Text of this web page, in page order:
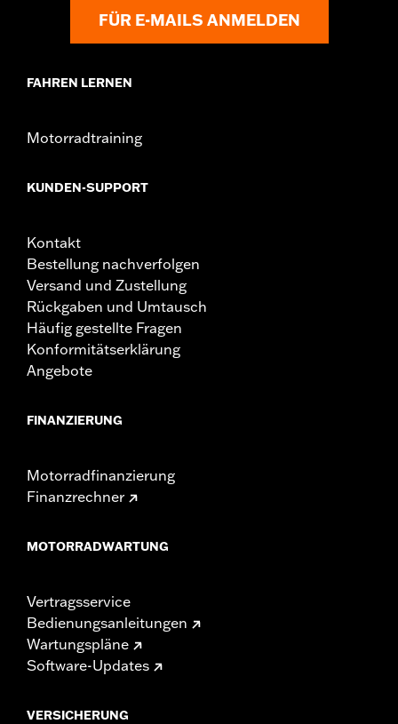
FÜR E-MAILS ANMELDEN
FAHREN LERNEN
Motorradtraining
KUNDEN-SUPPORT
Kontakt
Bestellung nachverfolgen
Versand und Zustellung
Rückgaben und Umtausch
Häufig gestellte Fragen
Konformitätserklärung
Angebote
FINANZIERUNG
Motorradfinanzierung
Finanzrechner
MOTORRADWARTUNG
Vertragsservice
Bedienungsanleitungen
Wartungspläne
Software-Updates
VERSICHERUNG